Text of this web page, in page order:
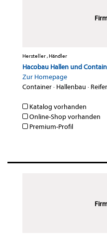
Hersteller , Händler
Hacobau Hallen und
Zur Homepage
Container· Hallenbau ·
Katalog vorhanden
Online-Shop vorhanden
Premium-Profil